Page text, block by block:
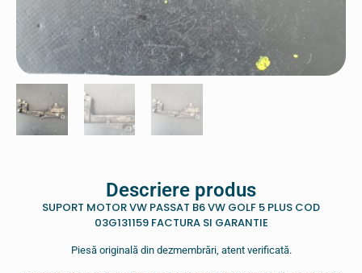
Descriere produs
SUPORT MOTOR VW PASSAT B6 VW GOLF 5 PLUS COD
03G131159 FACTURA SI GARANTIE
Piesă originală din dezmembrări, atent verificată.